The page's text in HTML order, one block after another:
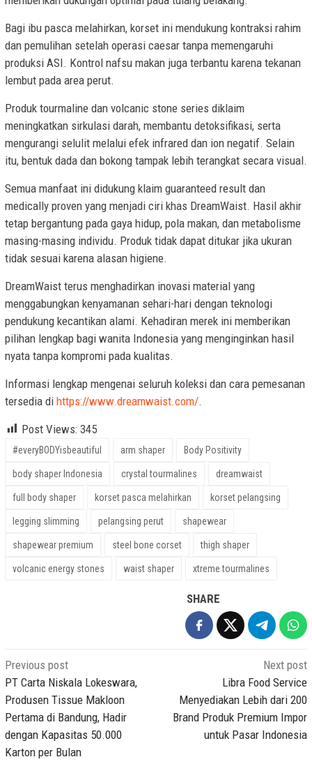
Bagi ibu pasca melahirkan, korset ini mendukung kontraksi rahim
dan pemulihan setelah operasi caesar tanpa memengaruhi
produksi ASI. Kontrol nafsu makan juga terbantu karena tekanan
lembut pada area perut.
Produk tourmaline dan volcanic stone series diklaim
meningkatkan sirkulasi darah, membantu detoksifikasi, serta
mengurangi selulit melalui efek infrared dan ion negatif. Selain
itu, bentuk dada dan bokong tampak lebih terangkat secara visual.
Semua manfaat ini didukung klaim guaranteed result dan
medically proven yang menjadi ciri khas DreamWaist. Hasil akhir
tetap bergantung pada gaya hidup, pola makan, dan metabolisme
masing-masing individu. Produk tidak dapat ditukar jika ukuran
tidak sesuai karena alasan higiene.
DreamWaist terus menghadirkan inovasi material yang
menggabungkan kenyamanan sehari-hari dengan teknologi
pendukung kecantikan alami. Kehadiran merek ini memberikan
pilihan lengkap bagi wanita Indonesia yang menginginkan hasil
nyata tanpa kompromi pada kualitas.
Informasi lengkap mengenai seluruh koleksi dan cara pemesanan
tersedia di https://www.dreamwaist.com/.
Post Views: 345
#everyBODYisbeautiful arm shaper Body Positivity
body shaper Indonesia crystal tourmalines dreamwaist
full body shaper korset pasca melahirkan korset pelangsing
legging slimming pelangsing perut shapewear
shapewear premium steel bone corset thigh shaper
volcanic energy stones waist shaper xtreme tourmalines
SHARE
Post
navigation
Previous post
PT Carta Niskala Lokeswara,
Produsen Tissue Makloon
Pertama di Bandung, Hadir
dengan Kapasitas 50.000
Karton per Bulan
Next post
Libra Food Service
Menyediakan Lebih dari 200
Brand Produk Premium Impor
untuk Pasar Indonesia